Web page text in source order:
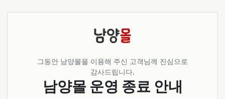
그동안 남양몰을 이용해 주신 고객님께 진심으로
감사드립니다.
남양몰 운영 종료 안내